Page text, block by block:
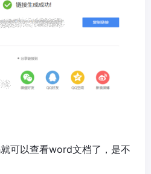
可以查看word文档了，是不